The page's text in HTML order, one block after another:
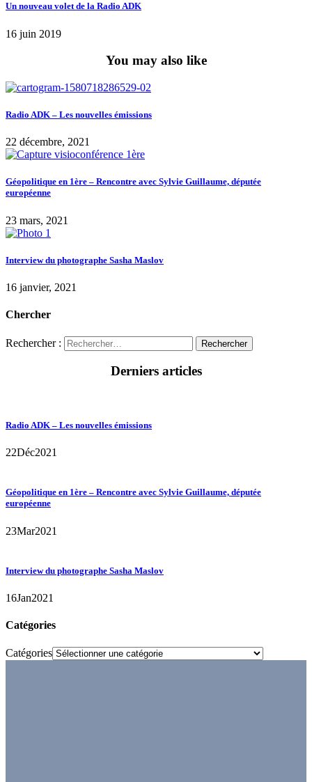
Un nouveau volet de la Radio ADK
16 juin 2019
You may also like
Radio ADK – Les nouvelles émissions
22 décembre, 2021
Géopolitique en 1ère – Rencontre avec Sylvie Guillaume, députée
européenne
23 mars, 2021
Interview du photographe Sasha Maslov
16 janvier, 2021
Chercher
Rechercher :
Derniers articles
Radio ADK – Les nouvelles émissions
22Déc2021
Géopolitique en 1ère – Rencontre avec Sylvie Guillaume, députée
européenne
23Mar2021
Interview du photographe Sasha Maslov
16Jan2021
Catégories
Catégories